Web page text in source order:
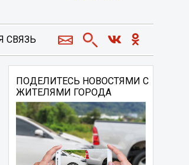
СВЯЗЬ
ПОДЕЛИТЕСЬ НОВОСТЯМИ С
ЖИТЕЛЯМИ ГОРОДА